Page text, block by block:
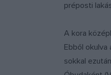
préposti
A kora
Ebből
sokkal